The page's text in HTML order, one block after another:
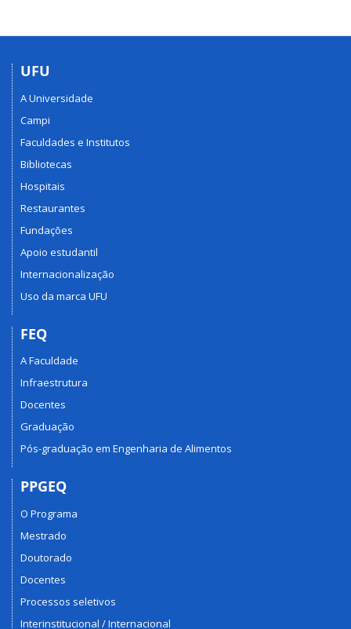
UFU
A Universidade
Campi
Faculdades e Institutos
Bibliotecas
Hospitais
Restaurantes
Fundações
Apoio estudantil
Internacionalização
Uso da marca UFU
FEQ
A Faculdade
Infraestrutura
Docentes
Graduação
Pós-graduação em Engenharia de Alimentos
PPGEQ
O Programa
Mestrado
Doutorado
Docentes
Processos seletivos
Interinstitucional / Internacional